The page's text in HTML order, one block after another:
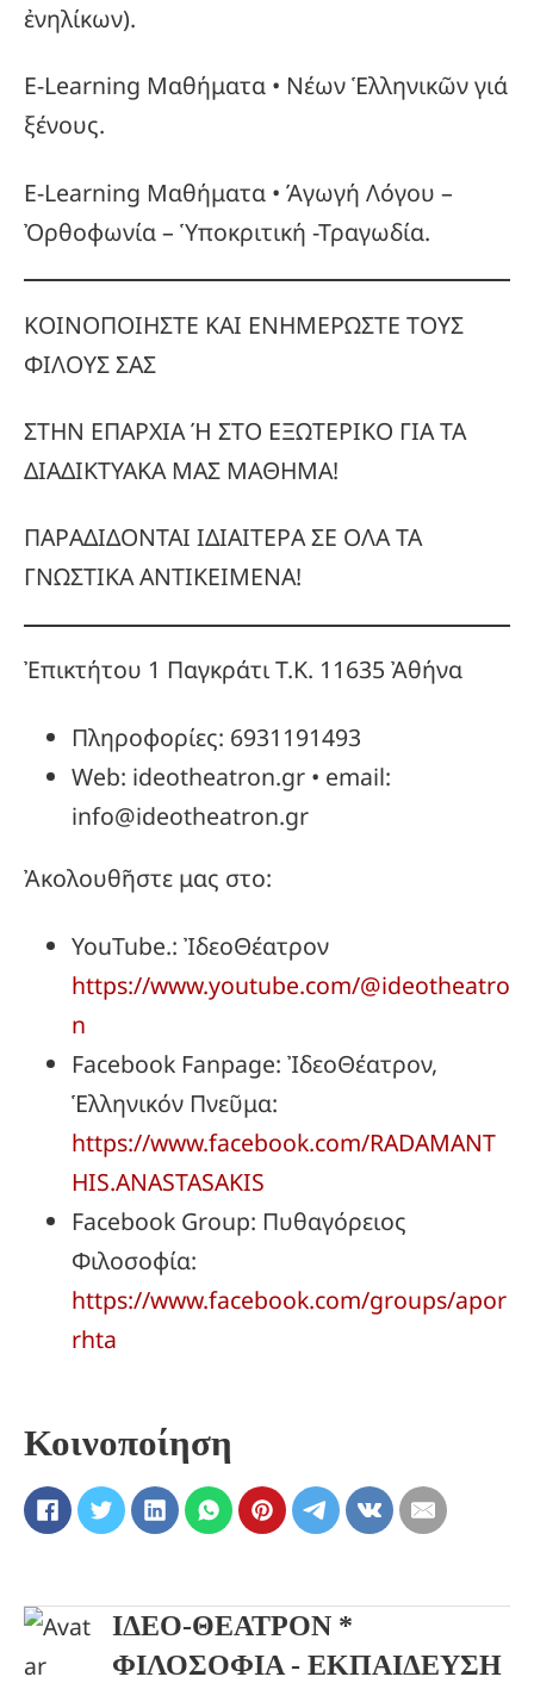
ἐνηλίκων).
E-Learning Μαθήματα • Νέων Ἑλληνικῶν γιά
ξένους.
E-Learning Μαθήματα • Άγωγή Λόγου –
Ὀρθοφωνία – Ὑποκριτική -Τραγωδία.
ΚΟΙΝΟΠΟΙΗΣΤΕ ΚΑΙ ΕΝΗΜΕΡΩΣΤΕ ΤΟΥΣ
ΦΙΛΟΥΣ ΣΑΣ
ΣΤΗΝ ΕΠΑΡΧΙΑ Ή ΣΤΟ ΕΞΩΤΕΡΙΚΟ ΓΙΑ ΤΑ
ΔΙΑΔΙΚΤΥΑΚΑ ΜΑΣ ΜΑΘΗΜΑ!
ΠΑΡΑΔΙΔΟΝΤΑΙ ΙΔΙΑΙΤΕΡΑ ΣΕ ΟΛΑ ΤΑ
ΓΝΩΣΤΙΚΑ ΑΝΤΙΚΕΙΜΕΝΑ!
Ἐπικτήτου 1 Παγκράτι Τ.Κ. 11635 Ἀθήνα
Πληροφορίες: 6931191493
Web: ideotheatron.gr • email:
info@ideotheatron.gr
Ἀκολουθῆστε μας στο:
YouTube.: ἸδεοΘέατρον
https://www.youtube.com/@ideotheatro
n
Facebook Fanpage: ἸδεοΘέατρον,
Ἑλληνικόν Πνεῦμα:
https://www.facebook.com/RADAMANT
HIS.ANASTASAKIS
Facebook Group: Πυθαγόρειος
Φιλοσοφία:
https://www.facebook.com/groups/apor
rhta
Κοινοποίηση
ΙΔΕΟ-ΘΕΑΤΡΟΝ *
ΦΙΛΟΣΟΦΙΑ - ΕΚΠΑΙΔΕΥΣΗ